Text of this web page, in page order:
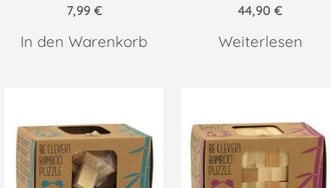
7,99 €
In den Warenkorb
44,90€
Weiterlesen